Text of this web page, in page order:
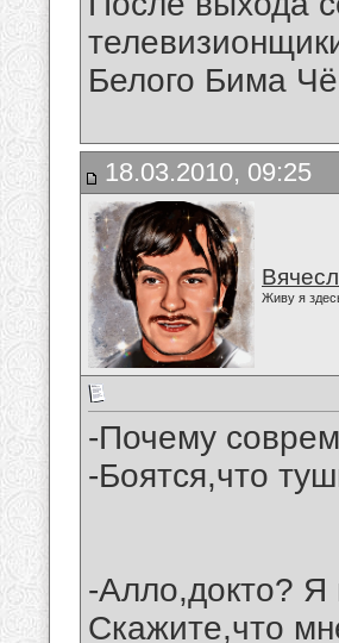
Белого Бима
18.03.2010, 09:25
Живу я
-Почему
-Боятся,что
-Алло,докто? Я
Скажите,что